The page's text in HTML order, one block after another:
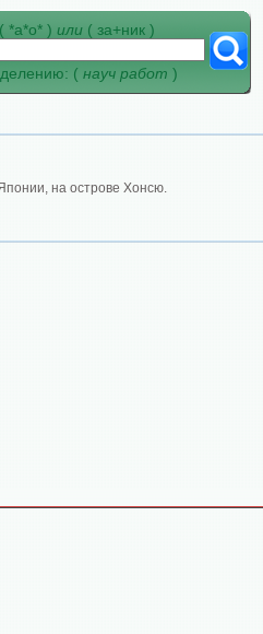
( *а*о* ) или ( за+ник )
( науч работ )
на острове Хонсю.